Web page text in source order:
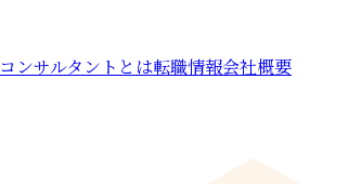
コンサルタントとは転職情報会社概要